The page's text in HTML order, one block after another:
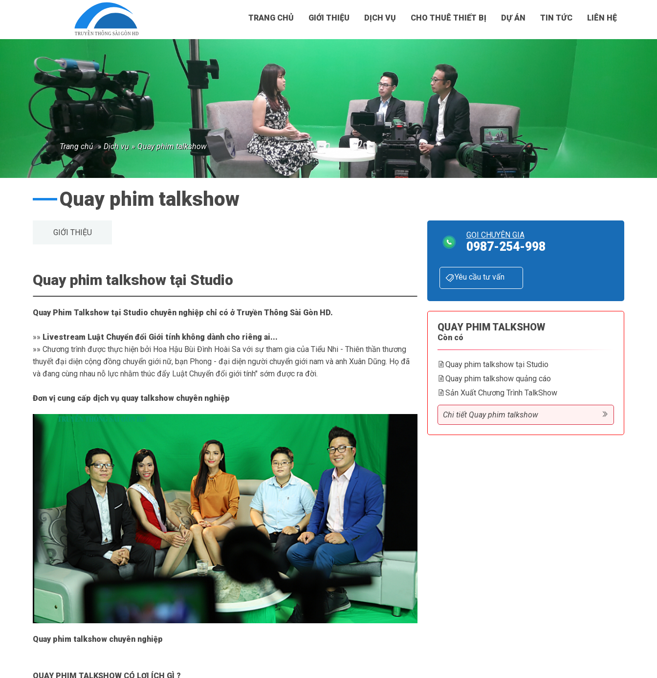
TRUYỀN THÔNG SÀI GÒN HD
TRANG CHỦ GIỚI THIỆU DỊCH VỤ CHO THUÊ THIẾT BỊ DỰ ÁN TIN TỨC LIÊN HỆ
trang chủ » dịch vụ » quay phim talkshow
Quay phim talkshow
GIỚI THIỆU
Quay phim talkshow tại Studio
Quay Phim Talkshow tại Studio chuyên nghiệp chỉ có ở Truyền Thông Sài Gòn HD.
»» Livestream Luật Chuyển đổi Giới tính không dành cho riêng ai...
»» Chương trình được thực hiện bởi Hoa Hậu Bùi Đình Hoài Sa với sự tham gia của Tiểu Nhi - Thiên thần thương
thuyết đại diện cộng đồng chuyển giới nữ, bạn Phong - đại diện người chuyển giới nam và anh Xuân Dũng. Họ đã
và đang cùng nhau nỗ lực nhằm thúc đẩy Luật Chuyển đổi giới tính" sớm được ra đời.
Đơn vị cung cấp dịch vụ quay talkshow chuyên nghiệp
Quay phim talkshow chuyên nghiệp
QUAY PHIM TALKSHOW CÓ LỢI ÍCH GÌ ?
GỌI CHUYÊN GIA
0987-254-998
Yêu cầu tư vấn
QUAY PHIM TALKSHOW
Còn có
Quay phim talkshow tại Studio
Quay phim talkshow quảng cáo
Sản Xuất Chương Trình TalkShow
Chi tiết Quay phim talkshow